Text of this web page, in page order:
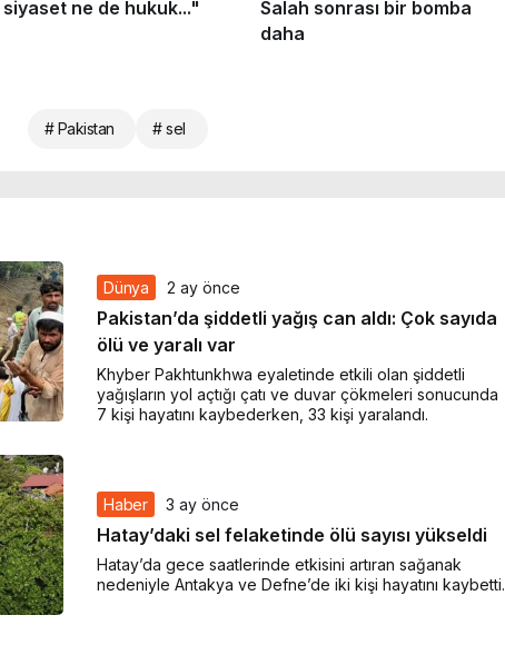
# Pakistan # sel
Dünya 2 ay önce
Pakistan’da şiddetli yağış can aldı: Çok sayıda
ölü ve yaralı var
Khyber Pakhtunkhwa eyaletinde etkili olan şiddetli
yağışların yol açtığı çatı ve duvar çökmeleri sonucunda
7 kişi hayatını kaybederken, 33 kişi yaralandı.
Haber 3 ay önce
Hatay’daki sel felaketinde ölü sayısı yükseldi
Hatay’da gece saatlerinde etkisini artıran sağanak
nedeniyle Antakya ve Defne’de iki kişi hayatını kaybetti.